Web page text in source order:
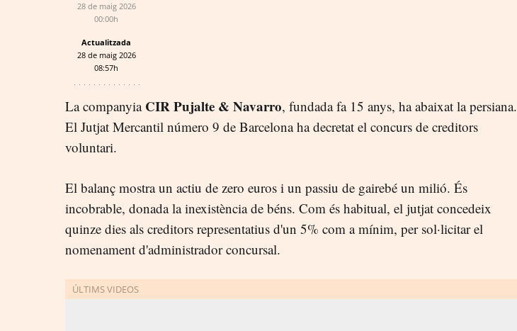
28 de maig 2026
00:00h
Actualitzada
28 de maig 2026
08:57h
La companyia CIR Pujalte & Navarro, fundada fa 15 anys, ha abaixat la persiana.
El Jutjat Mercantil número 9 de Barcelona ha decretat el concurs de creditors
voluntari.
El balanç mostra un actiu de zero euros i un passiu de gairebé un milió. És
incobrable, donada la inexistència de béns. Com és habitual, el jutjat concedeix
quinze dies als creditors representatius d'un 5% com a mínim, per sol·licitar el
nomenament d'administrador concursal.